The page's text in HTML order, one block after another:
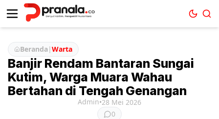
Beranda|Warta
Banjir Rendam Bantaran Sungai
Kutim, Warga Muara Wahau
Bertahan di Tengah Genangan
Admin•28 Mei 2026
0